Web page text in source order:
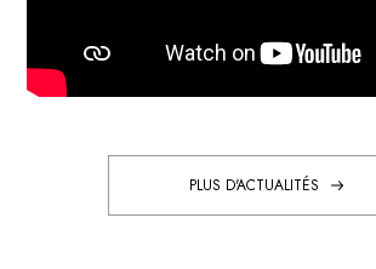
PLUS D'ACTUALITÉS